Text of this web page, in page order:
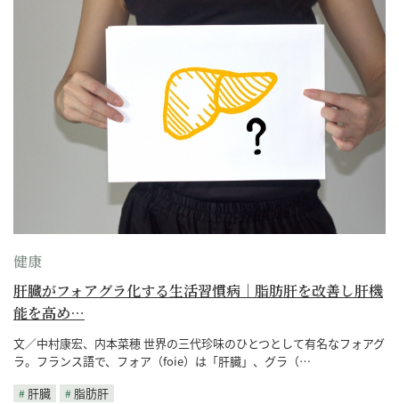
健康
肝臓がフォアグラ化する生活習慣病｜脂肪肝を改善し肝機
能を高め…
文／中村康宏、内本菜穂 世界の三代珍味のひとつとして有名なフォアグ
ラ。フランス語で、フォア（foie）は「肝臓」、グラ（…
肝臓
脂肪肝